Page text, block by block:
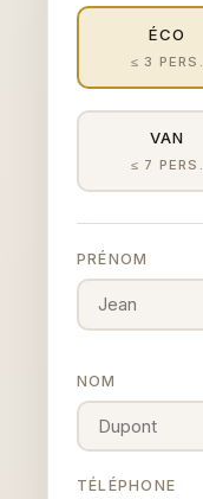
ÉCO
≤ 3 PERS.
VAN
≤ 7 PERS.
PRÉNOM
NOM
TÉLÉPHONE